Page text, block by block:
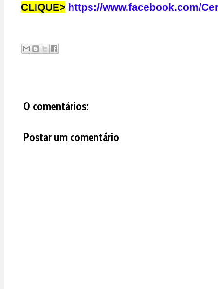
CLIQUE> https://www.facebook.com/
0 comentários:
Postar um comentário